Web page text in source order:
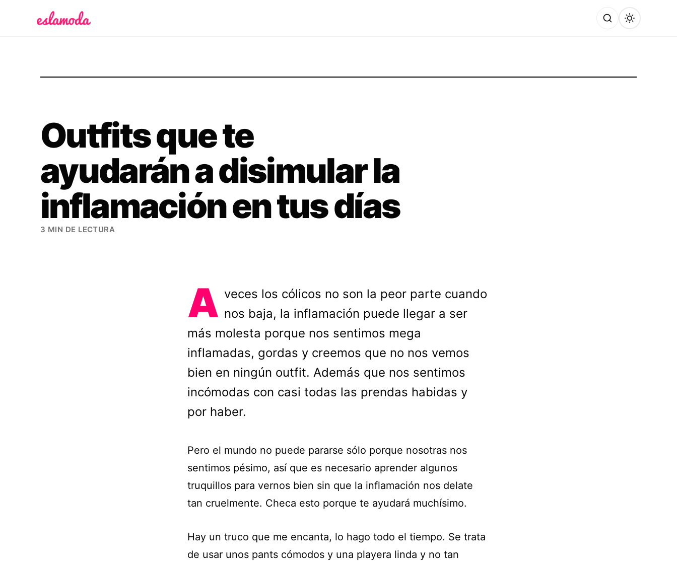
Outfits que te
ayudarán a disimular la
inflamación en tus días
3 MIN DE LECTURA
A veces los cólicos no son la peor parte cuando
nos baja, la inflamación puede llegar a ser
más molesta porque nos sentimos mega
inflamadas, gordas y creemos que no nos vemos
bien en ningún outfit. Además que nos sentimos
incómodas con casi todas las prendas habidas y
por haber.
Pero el mundo no puede pararse sólo porque nosotras nos
sentimos pésimo, así que es necesario aprender algunos
truquillos para vernos bien sin que la inflamación nos delate
tan cruelmente. Checa esto porque te ayudará muchísimo.
Hay un truco que me encanta, lo hago todo el tiempo. Se trata
de usar unos pants cómodos y una playera linda y no tan